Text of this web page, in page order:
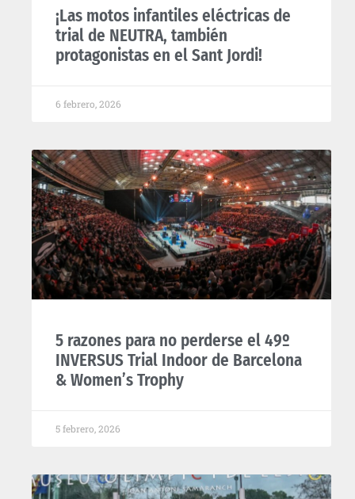
¡Las motos infantiles eléctricas de
trial de NEUTRA, también
protagonistas en el Sant Jordi!
6 febrero, 2026
5 razones para no perderse el 49º
INVERSUS Trial Indoor de Barcelona
& Women’s Trophy
5 febrero, 2026